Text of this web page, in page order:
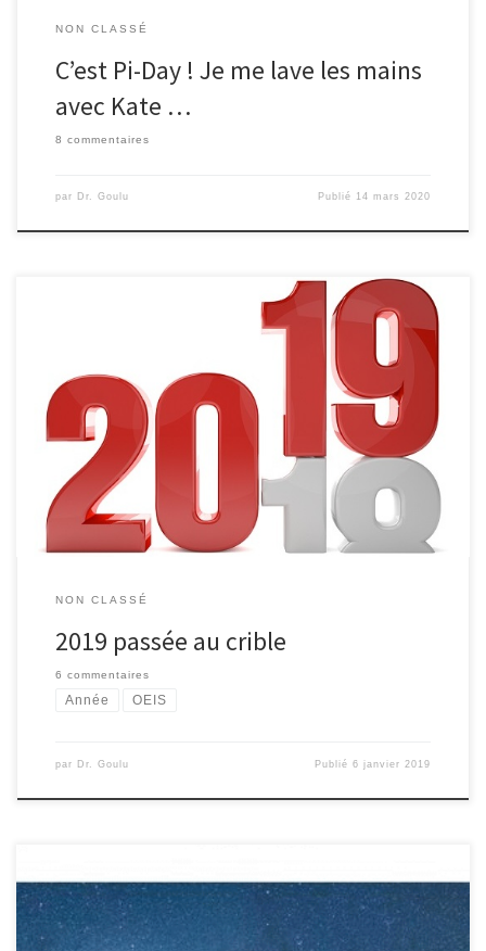
NON CLASSÉ
C’est Pi-Day ! Je me lave les mains
avec Kate …
8 commentaires
par Dr. Goulu Publié 14 mars 2020
2018 sur drgoulu.com Bon, ok, j’ai été trop actif sur Quora et n’ai
publié que 8 articles ici l’année passée, mais il y a tout de même
eu 299’047 pages de DrGoulu.com vues en 2018, légèrement plus
qu’en 2017. L’article sur l’amiante a été nettement plus lu (27’548)
que celui […]
NON CLASSÉ
2019 passée au crible
6 commentaires
Année OEIS
par Dr. Goulu Publié6 janvier 2019
Frédéric Leclerc m’a fait parvenir un exemplaire de son livre